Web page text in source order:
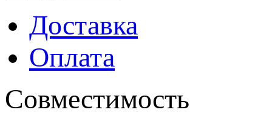
Доставка
Оплата
Совместимость